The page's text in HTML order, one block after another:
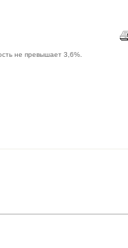
не превышает 3,6%.